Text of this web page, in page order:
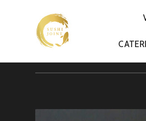
PRIMARY